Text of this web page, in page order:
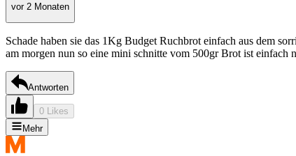
vor 2 Monaten
Schade haben sie das 1Kg Budget Ruchbrot einfach aus dem
am morgen nun so eine mini schnitte vom 500gr Brot ist einfach
Antworten
0 Likes
Mehr